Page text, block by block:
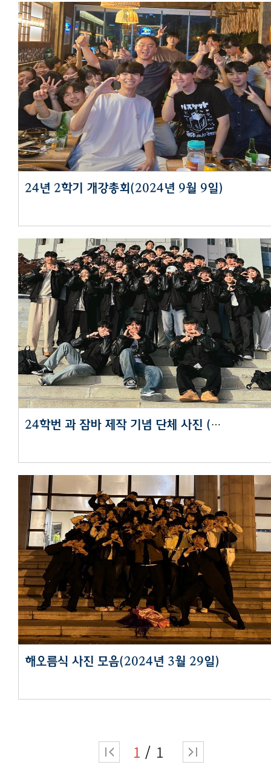
24년 2학기 개강총회(2024년 9월 9일)
24학번 과 잠바 제작 기념 단체 사진 (2024년 4월 17일)
해오름식 사진 모음(2024년 3월 29일)
1 1